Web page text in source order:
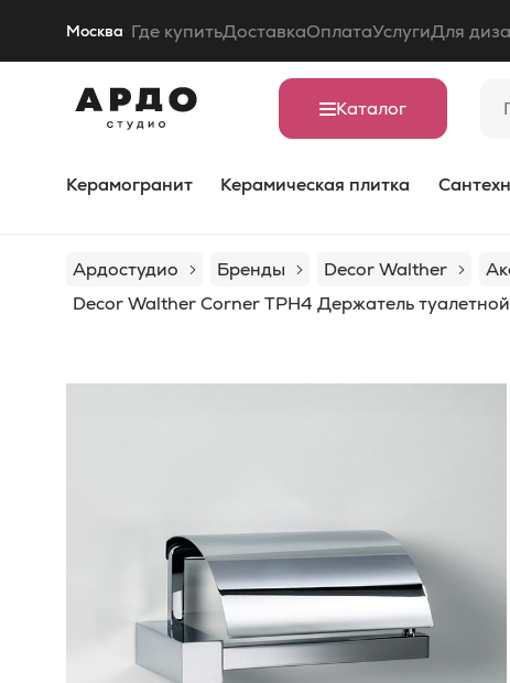
Москва Где купитьДоставкаОплатаУслугиДля
Каталог
Керамогранит Керамическая плитка
Ардостудио Бренды Decor Walther
Decor Walther Corner TPH4 Держатель